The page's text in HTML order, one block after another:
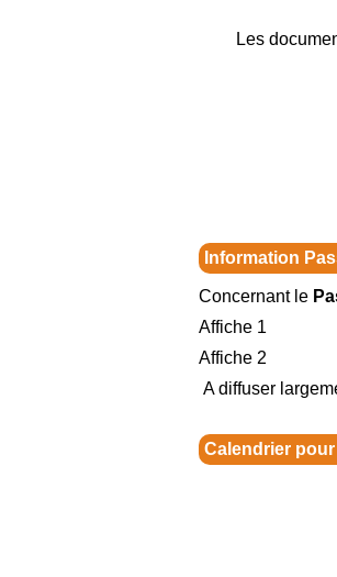
Les
Information
Concernant le
Affiche 1
Affiche 2
A diffuser
Calendrier